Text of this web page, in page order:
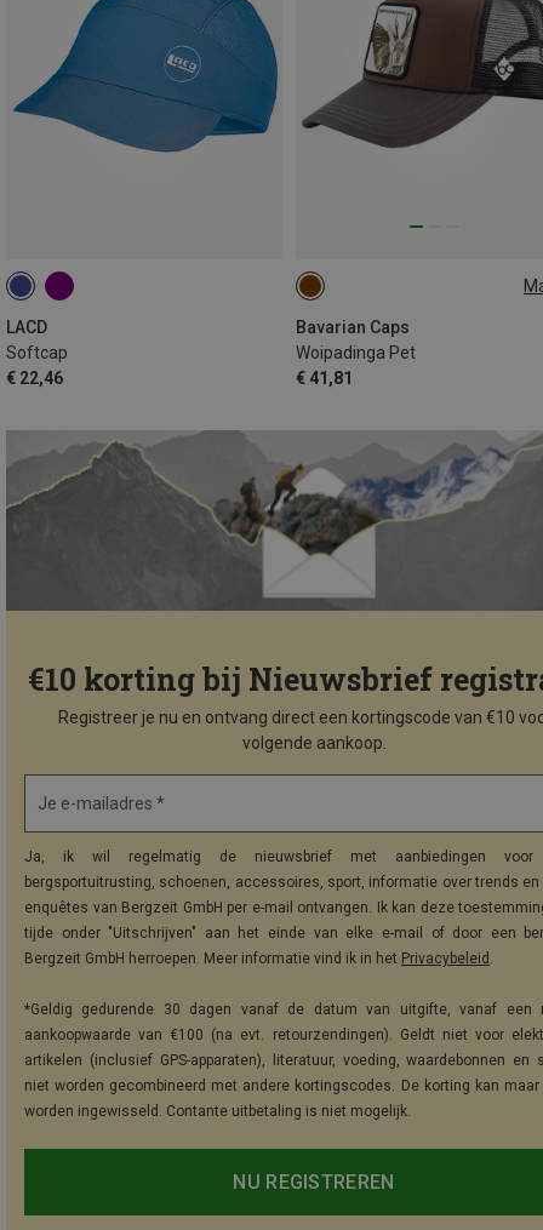
LACD
Softcap
€ 22,46
Bavarian Caps
Woipadinga Pet
€ 41,81
ONE SIZE
€10 korting bij Nieuwsbrief
Registreer je nu en ontvang direct een kortingscode van €10
volgende aankoop.
Je e-mailadres *
Ja, ik wil regelmatig de nieuwsbrief met aanbiedingen voor
bergsportuitrusting, schoenen, accessoires, sport, informatie over trends
enquêtes van Bergzeit GmbH per e-mail ontvangen. Ik kan deze
tijde onder "Uitschrijven" aan het einde van elke e-mail of door een
Bergzeit GmbH herroepen. Meer informatie vind ik in het Privacybeleid .
*Geldig gedurende 30 dagen vanaf de datum van uitgifte, vanaf een
aankoopwaarde van €100 (na evt. retourzendingen). Geldt niet voor
artikelen (inclusief GPS-apparaten), literatuur, voeding, waardebonnen en
niet worden gecombineerd met andere kortingscodes. De korting kan maar
worden ingewisseld. Contante uitbetaling is niet mogelijk.
NU REGISTREREN